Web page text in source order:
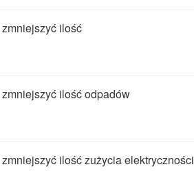
zmniejszyć ilość
zmniejszyć ilość odpadów
zmniejszyć ilość zużycia elektryczności